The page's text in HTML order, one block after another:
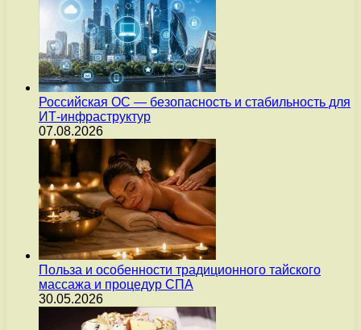
Российская ОС — безопасность и стабильность для
ИТ-инфраструктур
07.08.2026
Польза и особенности традиционного тайского
массажа и процедур СПА
30.05.2026